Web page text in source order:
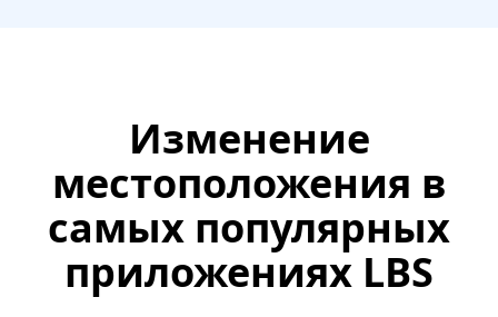
Изменение
местоположения в
самых популярных
приложениях LBS